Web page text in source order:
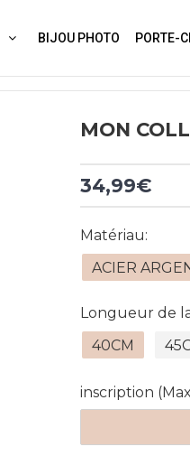
BIJOU PHOTO PORTE-
MON
34,99€
Matériau:
ACIER
Longueur de
40CM
inscription